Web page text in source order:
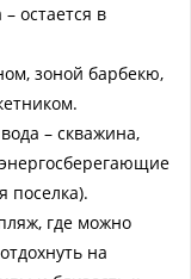
остается в
зоной барбекю,
– скважина,
поселка).
где можно
на